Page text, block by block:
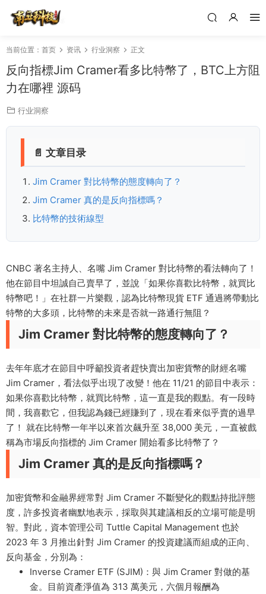
当前位置： 首页 资讯 行业洞察 正文
反向指標Jim Cramer看多比特幣了，BTC上方阻
力在哪裡 源码
行业洞察
📄 文章目录
Jim Cramer 對比特幣的態度轉向了？
Jim Cramer 真的是反向指標嗎？
比特幣的技術線型
CNBC 著名主持人、名嘴 Jim Cramer 對比特幣的看法轉向了！
他在節目中坦誠自己賣早了，並說「如果你喜歡比特幣，就買比
特幣吧！」在社群一片樂觀，認為比特幣現貨 ETF 通過將帶動比
特幣的大多頭，比特幣的未來是否就一路通行無阻？
Jim Cramer 對比特幣的態度轉向了？
去年年底才在節目中呼籲投資者趕快賣出加密貨幣的財經名嘴
Jim Cramer，看法似乎出現了改變！他在 11/21 的節目中表示：
如果你喜歡比特幣，就買比特幣，這一直是我的觀點。有一段時
間，我喜歡它，但我認為錢已經賺到了，現在看來似乎賣的過早
了！ 就在比特幣一年半以來首次飆升至 38,000 美元，一直被戲
稱為市場反向指標的 Jim Cramer 開始看多比特幣了？
Jim Cramer 真的是反向指標嗎？
加密貨幣和金融界經常對 Jim Cramer 不斷變化的觀點持批評態
度，許多投資者幽默地表示，採取與其建議相反的立場可能是明
智。對此，資本管理公司 Tuttle Capital Management 也於
2023 年 3 月推出針對 Jim Cramer 的投資建議而組成的正向、
反向基金，分別為：
Inverse Cramer ETF (SJIM)：與 Jim Cramer 對做的基
金。目前資產淨值為 313 萬美元，六個月報酬為